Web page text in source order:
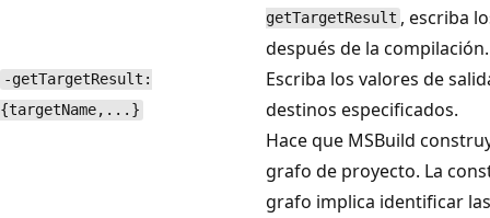
getTargetResult , escriba
después de la compilación.
-getTargetResult:
{targetName,...}
Escriba los valores de
destinos especificados.
Hace que MSBuild
grafo de proyecto. La
grafo implica identificar